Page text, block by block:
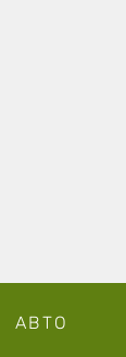
АВТО